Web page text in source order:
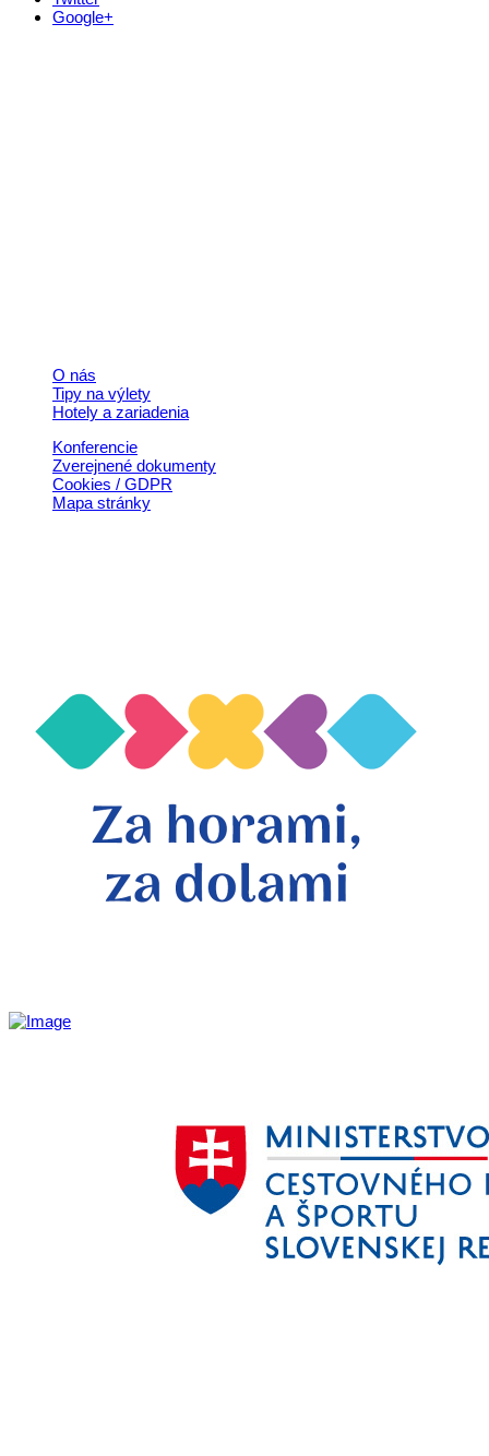
Google+
O nás
Tipy na výlety
Hotely a zariadenia
Konferencie
Zverejnené dokumenty
Cookies / GDPR
Mapa stránky